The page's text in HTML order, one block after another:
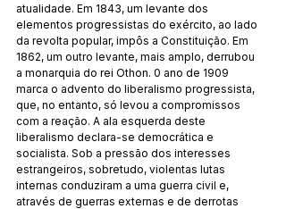
atualidade. Em 1843, um levante dos
elementos progressistas do exército, ao lado
da revolta popular, impôs a Constituição. Em
1862, um outro levante, mais amplo, derrubou
a monarquia do rei Othon. 0 ano de 1909
marca o advento do liberalismo progressista,
que, no entanto, só levou a compromissos
com a reação. A ala esquerda deste
liberalismo declara-se democrática e
socialista. Sob a pressão dos interesses
estrangeiros, sobretudo, violentas lutas
internas conduziram a uma guerra civil e,
através de guerras externas e de derrotas